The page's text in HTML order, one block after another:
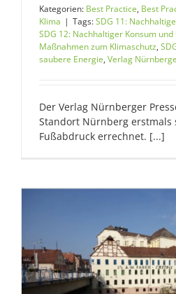
Kategorien: Best Practice, Best
Klima | Tags:SDG 11:
SDG 12: Nachhaltiger Konsum
Maßnahmen zum Klimaschutz,
saubere Energie, Verlag
Der Verlag Nürnberger
Standort Nürnberg erstmals
Fußabdruck errechnet. [...]